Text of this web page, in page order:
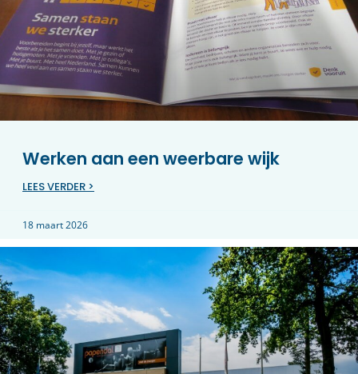
Werken aan een weerbare wijk
LEES VERDER >
18 maart 2026